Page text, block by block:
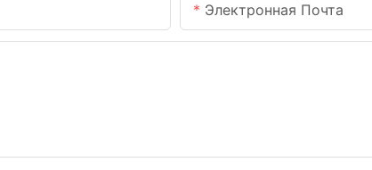
Электронная Почта